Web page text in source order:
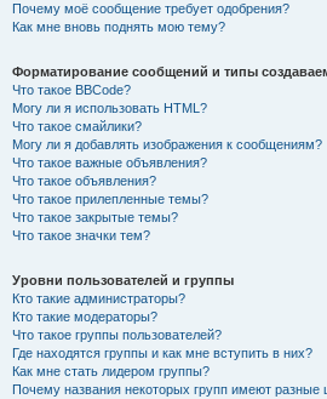
Почему моё сообщение требует одобрения?
Как мне вновь поднять мою тему?
Форматирование сообщений и типы
Что такое BBCode?
Могу ли я использовать HTML?
Что такое смайлики?
Могу ли я добавлять изображения к сообщениям?
Что такое важные объявления?
Что такое объявления?
Что такое прилепленные темы?
Что такое закрытые темы?
Что такое значки тем?
Уровни пользователей и группы
Кто такие администраторы?
Кто такие модераторы?
Что такое группы пользователей?
Где находятся группы и как мне вступить в них?
Как мне стать лидером группы?
Почему названия некоторых групп имеют разные